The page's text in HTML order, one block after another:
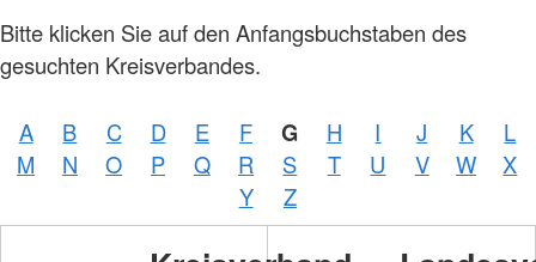
Bitte klicken Sie auf den Anfangsbuchstaben des
gesuchten Kreisverbandes.
A B C D E F G H I J K
L
M
N O P Q R S T U V W
X
Y
Z